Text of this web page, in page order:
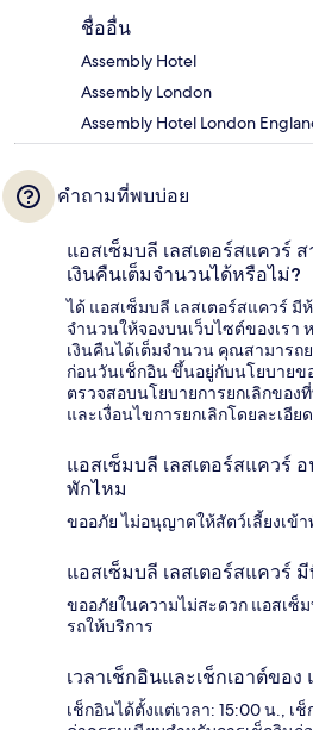
ชื่ออื่น
Assembly Hotel
Assembly London
Assembly Hotel London
คำถามที่พบบ่อย
แอสเซ็มบลี เลสเตอร์สแควร์
เงินคืนเต็มจำนวนได้หรือไม่?
ได้ แอสเซ็มบลี เลสเตอร์สแควร์
จำนวนให้จองบนเว็บไซต์ของเรา
เงินคืนได้เต็มจำนวน คุณสามารถ
ก่อนวันเช็กอิน ขึ้นอยู่กับนโยบาย
ตรวจสอบนโยบายการยกเลิกของ
และเงื่อนไขการยกเลิกโดยละเอียด
แอสเซ็มบลี เลสเตอร์สแควร์
พักไหม
ขออภัย ไม่อนุญาตให้สัตว์เลี้ยงเข้า
แอสเซ็มบลี เลสเตอร์สแควร์
ขออภัยในความไม่สะดวก แอสเซ็
รถให้บริการ
เวลาเช็กอินและเช็กเอาต์ขอ
เช็กอินได้ตั้งแต่เวลา: 15:00 น., เ